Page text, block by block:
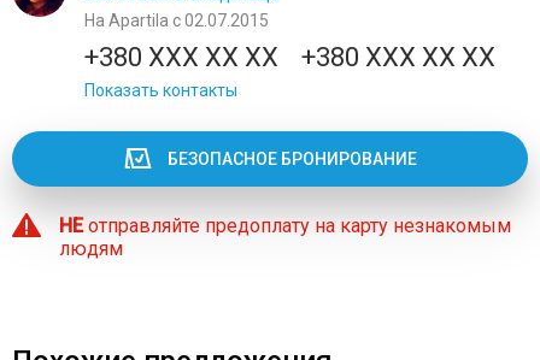
На Apartila с 02.07.2015
+380 XXX XX XX +380 XXX XX XX
Показать контакты
БЕЗОПАСНОЕ БРОНИРОВАНИЕ
НЕотправляйте предоплату на карту незнакомым
людям